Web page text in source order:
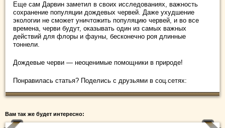
Еще сам Дарвин заметил в своих исследованиях, важность
сохранение популяции дождевых червей. Даже ухудшение
экологии не сможет уничтожить популяцию червей, и во все
времена, черви будут, оказывать один из самых важных
действий для флоры и фауны, бесконечно роя длинные
тоннели.
Дождевые черви — неоценимые помощники в природе!
Понравилась статья? Поделись с друзьями в соц.сетях:
Вам так же будет интересно: